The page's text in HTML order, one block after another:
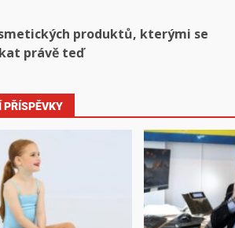
produktů, kterými se
právě teď
PŘÍSPĚVKY